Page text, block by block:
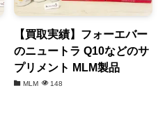
【買取実績】フォーエバー
のニュートラ Q10などのサ
プリメント MLM製品
MLM 148